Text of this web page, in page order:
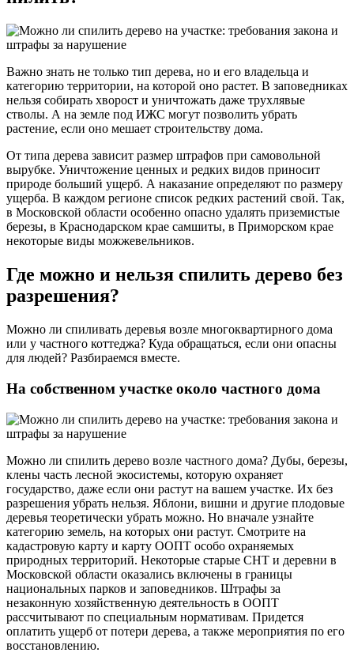
Важно знать не только тип дерева, но и его владельца и
категорию территории, на которой оно растет. В заповедниках
нельзя собирать хворост и уничтожать даже трухлявые
стволы. А на земле под ИЖС могут позволить убрать
растение, если оно мешает строительству дома.
От типа дерева зависит размер штрафов при самовольной
вырубке. Уничтожение ценных и редких видов приносит
природе больший ущерб. А наказание определяют по размеру
ущерба. В каждом регионе список редких растений свой. Так,
в Московской области особенно опасно удалять приземистые
березы, в Краснодарском крае самшиты, в Приморском крае
некоторые виды можжевельников.
Где можно и нельзя спилить дерево без
разрешения?
Можно ли спиливать деревья возле многоквартирного дома
или у частного коттеджа? Куда обращаться, если они опасны
для людей? Разбираемся вместе.
На собственном участке около частного дома
Можно ли спилить дерево возле частного дома? Дубы, березы,
клены часть лесной экосистемы, которую охраняет
государство, даже если они растут на вашем участке. Их без
разрешения убрать нельзя. Яблони, вишни и другие плодовые
деревья теоретически убрать можно. Но вначале узнайте
категорию земель, на которых они растут. Смотрите на
кадастровую карту и карту ООПТ особо охраняемых
природных территорий. Некоторые старые СНТ и деревни в
Московской области оказались включены в границы
национальных парков и заповедников. Штрафы за
незаконную хозяйственную деятельность в ООПТ
рассчитывают по специальным нормативам. Придется
оплатить ущерб от потери дерева, а также мероприятия по его
восстановлению.